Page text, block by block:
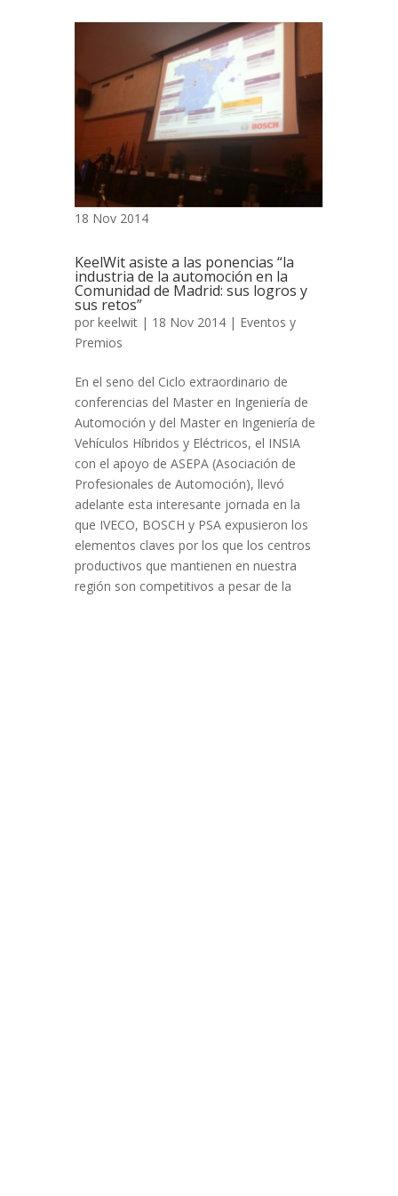
18 Nov 2014
KeelWit asiste a las ponencias “la
industria de la automoción en la
Comunidad de Madrid: sus logros y
sus retos”
por keelwit | 18 Nov 2014 | Eventos y
Premios
En el seno del Ciclo extraordinario de
conferencias del Master en Ingeniería de
Automoción y del Master en Ingeniería de
Vehículos Híbridos y Eléctricos, el INSIA
con el apoyo de ASEPA (Asociación de
Profesionales de Automoción), llevó
adelante esta interesante jornada en la
que IVECO, BOSCH y PSA expusieron los
elementos claves por los que los centros
productivos que mantienen en nuestra
región son competitivos a pesar de la